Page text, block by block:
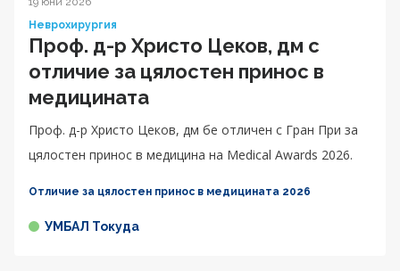
Неврохирургия
Проф. д-р Христо Цеков, дм с
отличие за цялостен принос в
медицината
Проф. д-р Христо Цеков, дм бе отличен с Гран При за
цялостен принос в медицина на Medical Awards 2026.
Отличие за цялостен принос в медицината 2026
УМБАЛ Токуда